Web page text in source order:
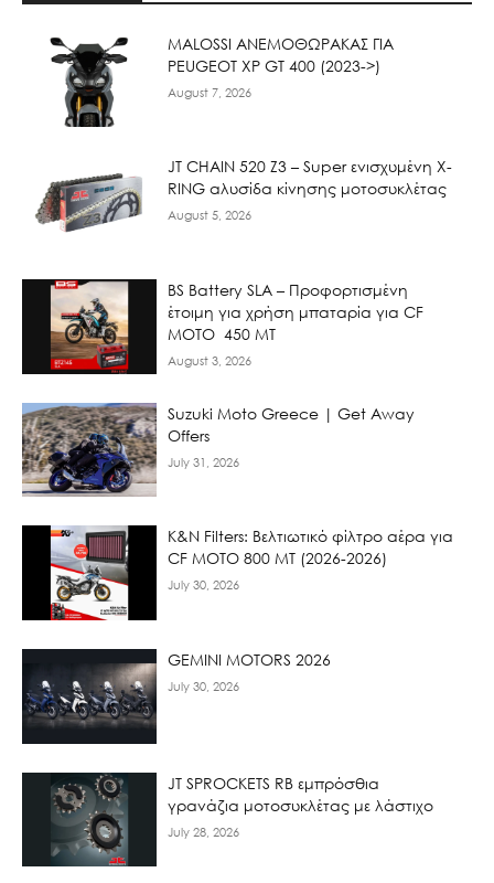
ΜΑLOSSI ΑΝΕΜΟΘΩΡΑΚΑΣ ΓΙΑ
PEUGEOT XP GT 400 (2023->)
August 7, 2026
JT CHAIN 520 Ζ3 – Super ενισχυμένη X-
RING αλυσίδα κίνησης μοτοσυκλέτας
August 5, 2026
BS Battery SLA – Προφορτισμένη
έτοιμη για χρήση μπαταρία για CF
MOTO 450 MT
August 3, 2026
Suzuki Moto Greece | Get Away
Offers
July 31, 2026
K&N Filters: Βελτιωτικό φίλτρο αέρα για
CF ΜΟΤΟ 800 ΜΤ (2026-2026)
July 30, 2026
GEMINI MOTORS 2026
July 30, 2026
JT SPROCKETS RB εμπρόσθια
γρανάζια μοτοσυκλέτας με λάστιχο
July 28, 2026